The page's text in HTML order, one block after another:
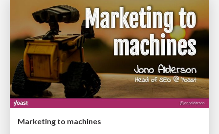
Marketing to machines